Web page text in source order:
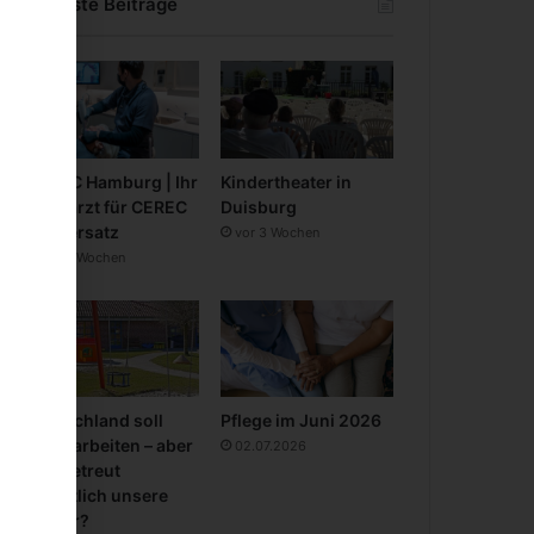
CEREC Hamburg | Ihr
Zahnarzt für CEREC
Zahnersatz
vor 3 Wochen
Kindertheater in
Duisburg
vor 3 Wochen
Deutschland soll
mehr arbeiten – aber
wer betreut
eigentlich unsere
Kinder?
Pflege im Juni 2026
02.07.2026